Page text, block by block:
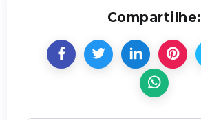
Compartilhe: